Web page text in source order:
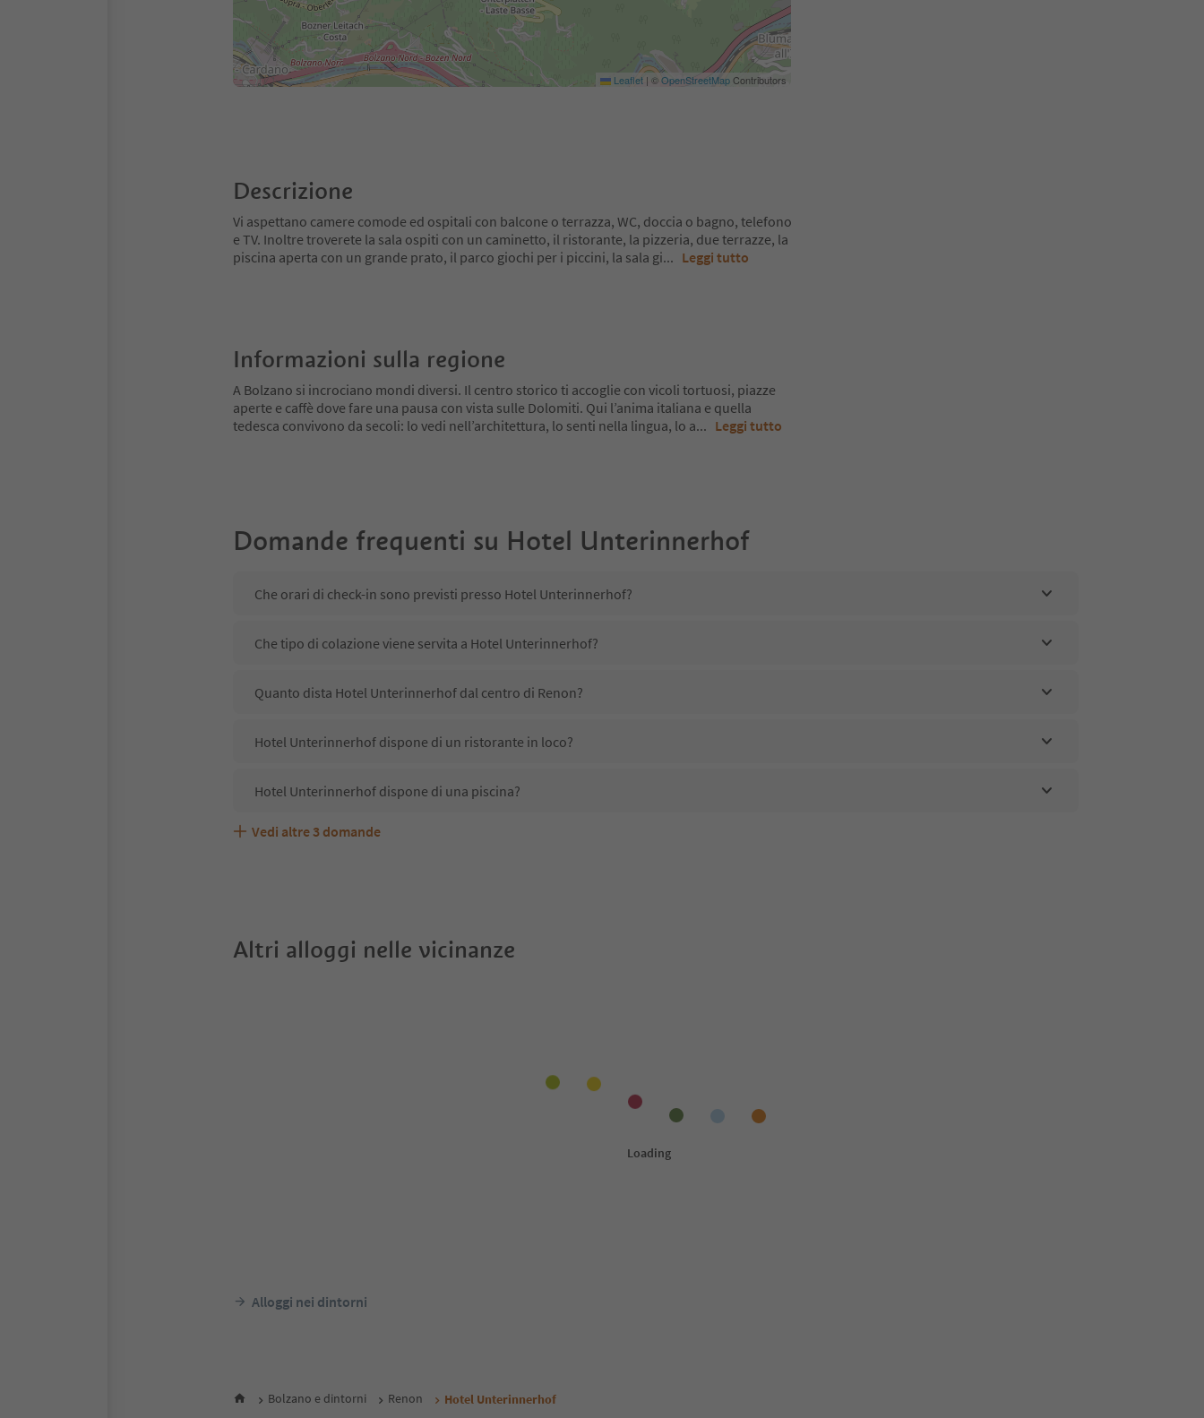
Leaflet | ©OpenStreetMapContributors
Descrizione
Vi aspettano camere comode ed ospitali con balcone o terrazza, WC, doccia o bagno, telefono
e TV. Inoltre troverete la sala ospiti con un caminetto, il ristorante, la pizzeria, due terrazze, la
piscina aperta con un grande prato, il parco giochi per i piccini, la sala gi... Leggi tutto
Informazioni sulla regione
A Bolzano si incrociano mondi diversi. Il centro storico ti accoglie con vicoli tortuosi, piazze
aperte e caffè dove fare una pausa con vista sulle Dolomiti. Qui l’anima italiana e quella
tedesca convivono da secoli: lo vedi nell’architettura, lo senti nella lingua, lo a... Leggi tutto
Domande frequenti su Hotel Unterinnerhof
Che orari di check-in sono previsti presso Hotel Unterinnerhof?
Che tipo di colazione viene servita a Hotel Unterinnerhof?
Quanto dista Hotel Unterinnerhof dal centro di Renon?
Hotel Unterinnerhof dispone di un ristorante in loco?
Hotel Unterinnerhof dispone di una piscina?
Hotel Unterinnerhof accetta animali domestici?
Quali servizi/attività sono disponibili presso Hotel Unterinnerhof?
Gli ospiti di Hotel Unterinnerhof ricevono l'Alto Adige Guest Pass?
Vedi altre 3 domande
Altri alloggi nelle vicinanze
Alloggi nei dintorni
Bolzano e dintorni Renon Hotel Unterinnerhof